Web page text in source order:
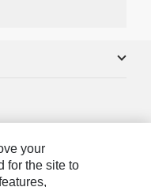
your
for the site to